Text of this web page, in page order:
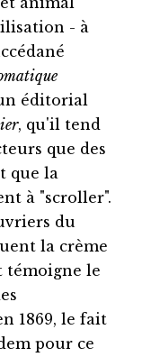
- à
éditorial
, qu'il tend
que des
que la
à "scroller".
du
la crème
témoigne le
1869, le fait
pour ce